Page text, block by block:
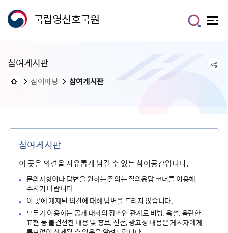
국립영천호국원
참여게시판
참여마당 참여게시판
참여게시판
이 곳은 의견을 자유롭게 남길 수 있는 참여공간입니다.
문의사항이나 답변을 원하는 질의는 질의응답 코너를 이용해
주시기 바랍니다.
이 곳에 게재된 의견에 대해 답변을 드리지 않습니다.
모두가 이용하는 공개 대화의 장소인 관계로 비방, 욕설, 음란한
표현 등 불건전한 내용 및 홍보, 선전, 광고성 내용은 게시자에게